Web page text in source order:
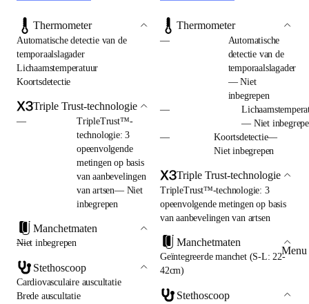
Menu
Thermometer
Automatische detectie van de
temporaalslagader
Lichaamstemperatuur
Koortsdetectie
Triple Trust-technologie
—
TripleTrust™-
technologie: 3
opeenvolgende
metingen op basis
van aanbevelingen
van artsen— Niet
inbegrepen
Manchetmaten
—
Niet inbegrepen
Stethoscoop
Cardiovasculaire auscultatie
Brede auscultatie
Thermometer
—
Automatische
detectie van de
temporaalslagader
— Niet
inbegrepen
—
— Niet
—
Koortsdetectie—
Niet inbegrepen
Triple Trust-technologie
TripleTrust™-technologie: 3
opeenvolgende metingen op basis
van aanbevelingen van artsen
Manchetmaten
Geïntegreerde manchet (S-L: 22-
42cm)
Stethoscoop